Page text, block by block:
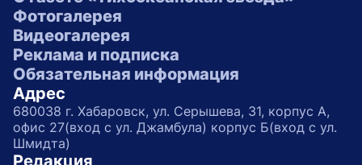
Фотогалерея
Видеогалерея
Реклама и подписка
Обязательная информация
Адрес
680038 г. Хабаровск, ул. Серышева, 31, корпус А,
офис 27(вход с ул. Джамбула) корпус Б(вход с ул.
Шмидта)
Редакция